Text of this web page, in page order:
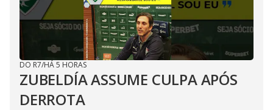
DO R7/HÁ 5 HORAS
ZUBELDÍA ASSUME CULPA APÓS
DERROTA